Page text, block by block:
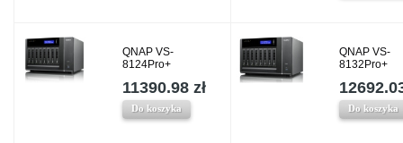
QNAP VS-
8124Pro+
11390.98 zł
Do koszyka
QNAP VS-
8132Pro+
Do koszyka